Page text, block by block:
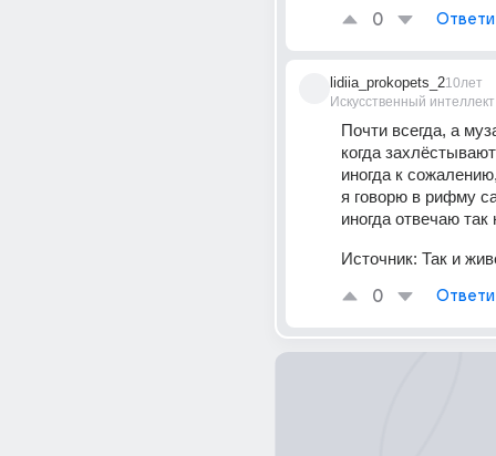
0
lidiia_prokopets_2
Искусственный интеллект
10лет
Почти всегда, а
когда
иногда к
я говорю в рифму
иногда отвечаю
Источник: Так и
0